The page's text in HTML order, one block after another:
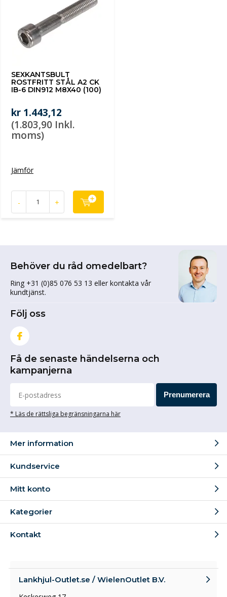
SEXKANTSBULT
ROSTFRITT STÅL A2 CK
IB-6 DIN912 M8X40 (100)
kr 1.443,12
(1.803,90 Inkl.
moms)
Jämför
- +
Behöver du råd omedelbart?
Ring +31 (0)85 076 53 13 eller kontakta vår
kundtjänst.
Följ oss
Få de senaste händelserna och
kampanjerna
Prenumerera
* Läs de rättsliga begränsningarna här
Mer information
Kundservice
Mitt konto
Kategorier
Kontakt
Lankhjul-Outlet.se / WielenOutlet B.V.